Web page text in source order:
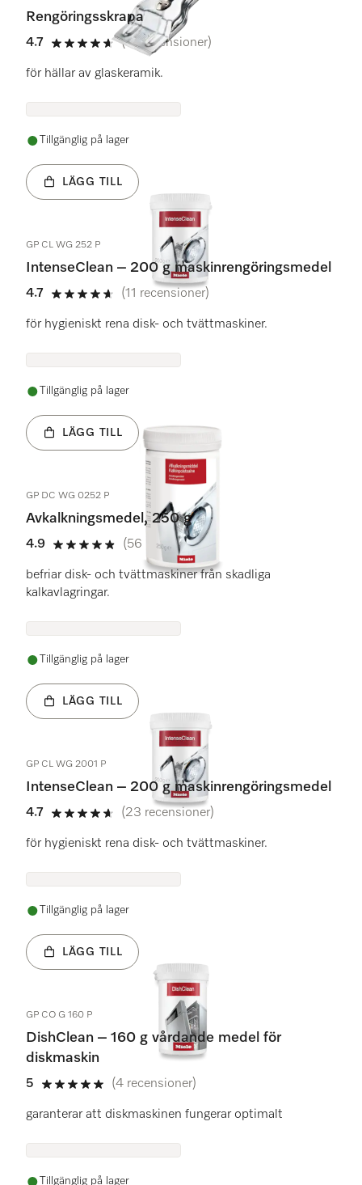
Rengöringsskrapa
4.7
4.7 stars out of 5
(41 recensioner)
för hällar av glaskeramik.
Tillgänglig på lager
LÄGG TILL
GP CL WG 252 P
IntenseClean – 200 g maskinrengöringsmedel
4.7
4.7 stars out of 5
(11 recensioner)
för hygieniskt rena disk- och tvättmaskiner.
Tillgänglig på lager
LÄGG TILL
GP DC WG 0252 P
Avkalkningsmedel, 250 g
4.9
4.9 stars out of 5
(56 recensioner)
befriar disk- och tvättmaskiner från skadliga
kalkavlagringar.
Tillgänglig på lager
LÄGG TILL
GP CL WG 2001 P
IntenseClean – 200 g maskinrengöringsmedel
4.7
4.7 stars out of 5
(23 recensioner)
för hygieniskt rena disk- och tvättmaskiner.
Tillgänglig på lager
LÄGG TILL
GP CO G 160 P
DishClean – 160 g vårdande medel för
diskmaskin
5
5 stars out of 5
(4 recensioner)
garanterar att diskmaskinen fungerar optimalt
Tillgänglig på lager